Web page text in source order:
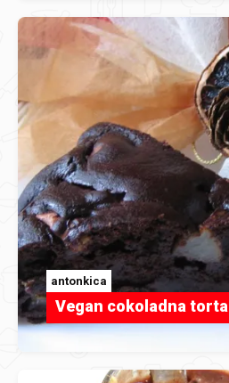
antonkica
Vegan cokoladna torta